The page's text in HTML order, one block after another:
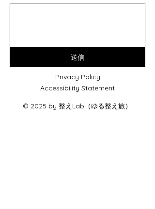
送信
Privacy Policy
Accessibility Statement
© 2025 by 整えLab（ゆる整え旅）